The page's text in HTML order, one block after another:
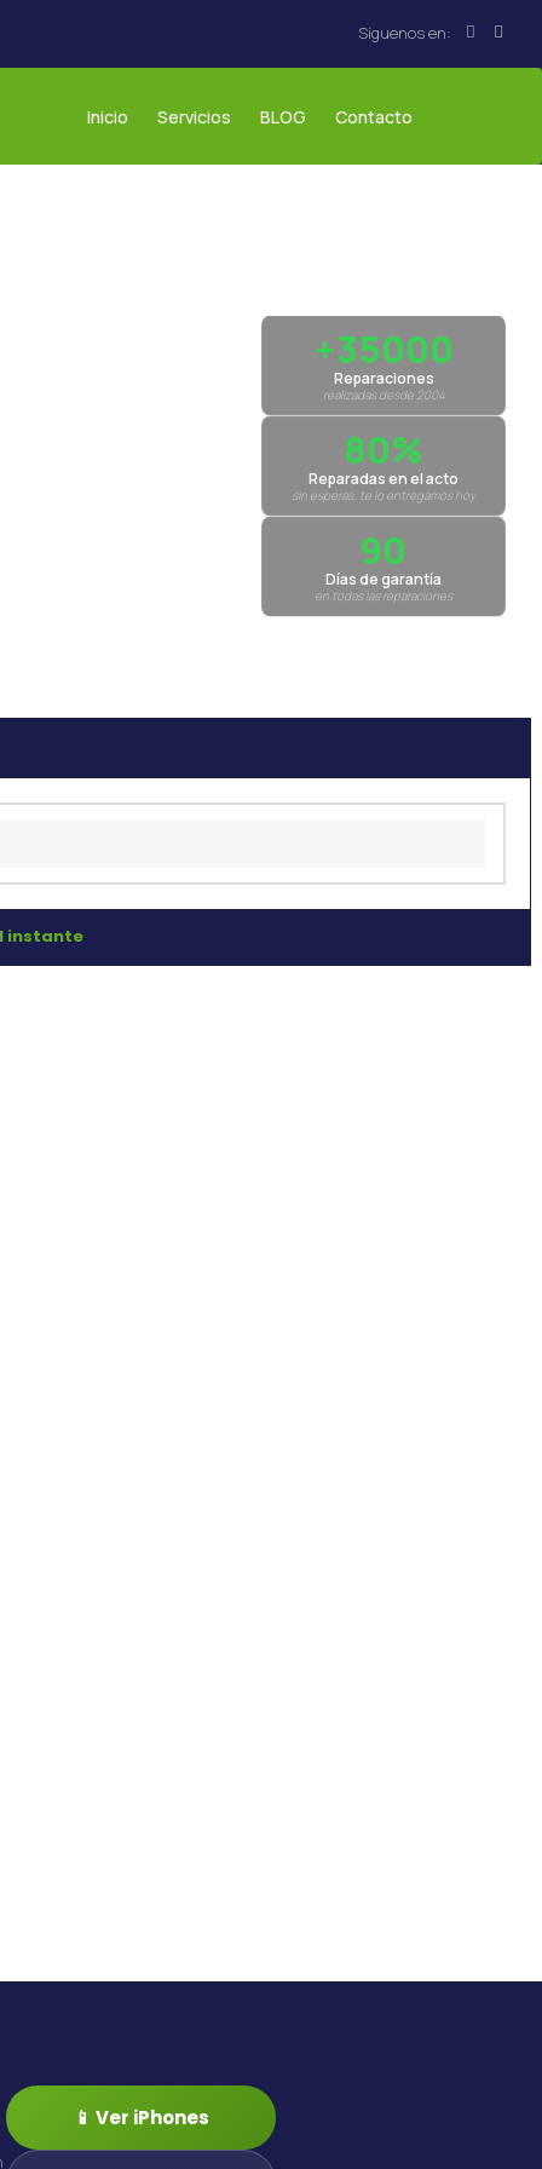
Inicio Servicios BLOG Contacto
+35000
Reparaciones
realizadas desde 2004
80%
Reparadas en el acto
sin esperas, te lo entregamos hoy
90
Días de garantía
en todas las reparaciones
instante
📱 Ver iPhones